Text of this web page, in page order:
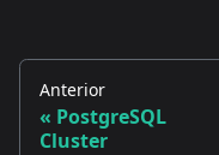
Anterior
PostgreSQL
Cluster